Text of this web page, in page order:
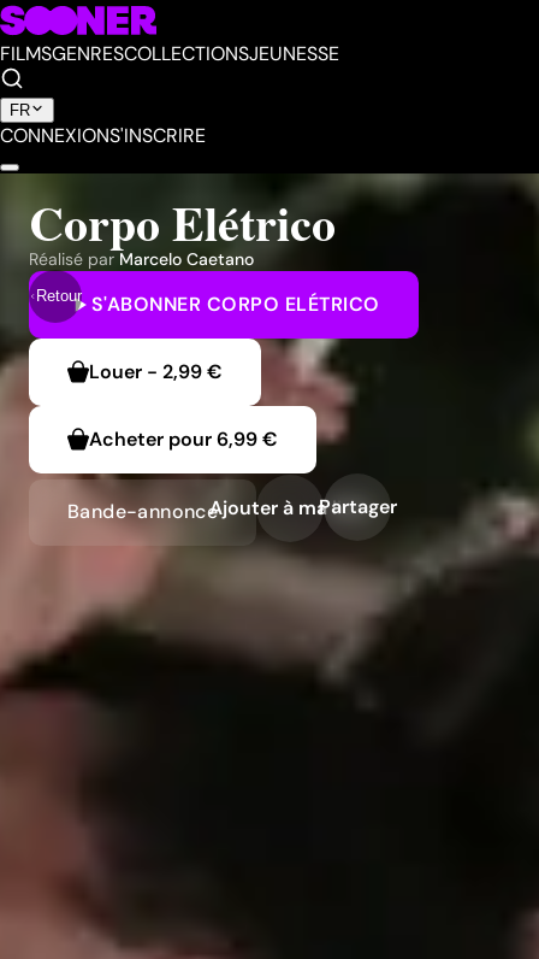
FILMSGENRESCOLLECTIONSJEUNESSE
FR
CONNEXIONS'INSCRIRE
Retour
Corpo Elétrico
Réalisé par Marcelo Caetano
S'ABONNER CORPO ELÉTRICO
Louer - 2,99 €
Acheter pour6,99 €
Bande-annonceAjouter à ma liste
Partager